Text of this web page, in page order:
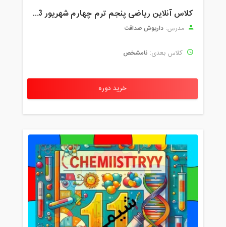
کلاس آنلاین ریاضی پنجم ترم چهارم شهریور 1403
مدرس: داریوش صداقت
کلاس بعدی: نامشخص
خرید دوره